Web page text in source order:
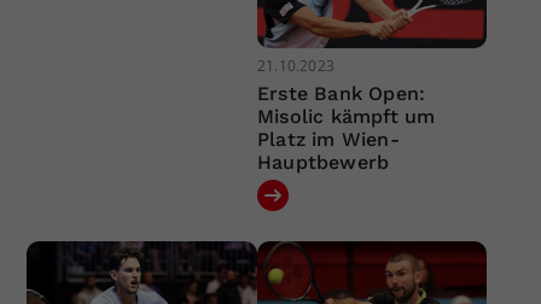
21.10.2023
Erste Bank Open:
Misolic kämpft um
Platz im Wien-
Hauptbewerb